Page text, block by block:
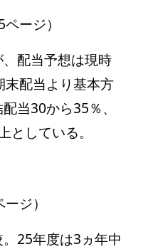
ージ）
配当予想は現時
末配当より基本方
当30から35％、
としている。
ジ）
25年度は3ヵ年中